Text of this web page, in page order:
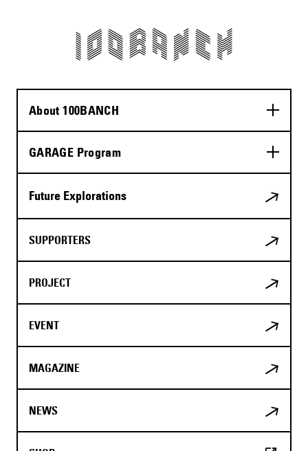
About 100BANCH
GARAGE Program
Future Explorations
SUPPORTERS
PROJECT
EVENT
MAGAZINE
NEWS